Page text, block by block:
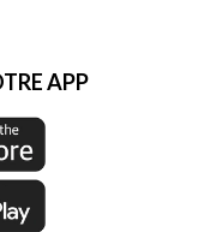
APP